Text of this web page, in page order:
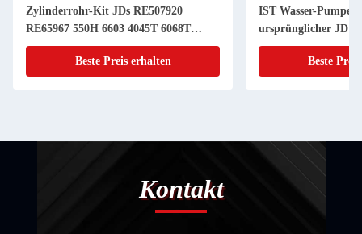
Zylinderrohr-Kit JDs RE507920
RE65967 550H 6603 4045T 6068T
Powerthch Turbo
Beste Preis erhalten
IST Wasser-Pumpe
ursprünglicher JD
Beste
Kontakt